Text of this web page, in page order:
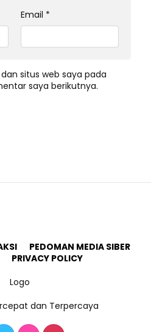
Email *
situs web saya pada
saya berikutnya.
PEDOMAN MEDIA SIBER
PRIVACY POLICY
dan Terpercaya